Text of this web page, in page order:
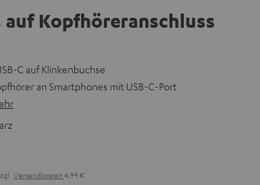
auf Kopfhöreranschluss
C auf Klinkenbuchse
an Smartphones mit USB-C-Port
Versandkosten 4,99 €